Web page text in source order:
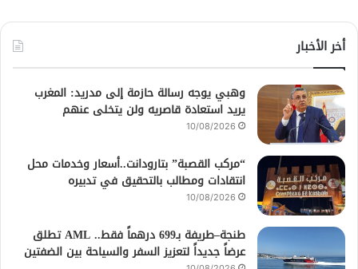
أخر الأخبار
وهبي يوجه رسالة حازمة إلى مدريد: المغرب
يريد استعادة قاصريه ولن يتخلى عنهم
10/08/2026
“مركب القصبة” بتارودانت..أسعار وخدمات محل
انتقادات ومطالب بالتحقيق في تدبيره
10/08/2026
طنجة–طريفة بـ699 درهماً فقط.. AML تطلق
عرضاً جديداً لتعزيز السفر والسياحة بين الضفتين